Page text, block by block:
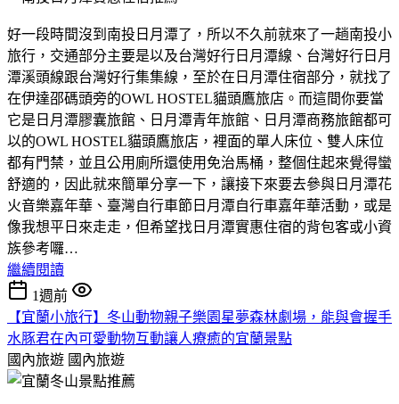
好一段時間沒到南投日月潭了，所以不久前就來了一趟南投小
旅行，交通部分主要是以及台灣好行日月潭線、台灣好行日月
潭溪頭線跟台灣好行集集線，至於在日月潭住宿部分，就找了
在伊達邵碼頭旁的OWL HOSTEL貓頭鷹旅店。而這間你要當
它是日月潭膠囊旅館、日月潭青年旅館、日月潭商務旅館都可
以的OWL HOSTEL貓頭鷹旅店，裡面的單人床位、雙人床位
都有門禁，並且公用廁所還使用免治馬桶，整個住起來覺得蠻
舒適的，因此就來簡單分享一下，讓接下來要去參與日月潭花
火音樂嘉年華、臺灣自行車節日月潭自行車嘉年華活動，或是
像我想平日來走走，但希望找日月潭實惠住宿的背包客或小資
族參考囉…
繼續閱讀
1週前
【宜蘭小旅行】冬山動物親子樂園星夢森林劇場，能與會握手
水豚君在內可愛動物互動讓人療癒的宜蘭景點
國內旅遊 國內旅遊